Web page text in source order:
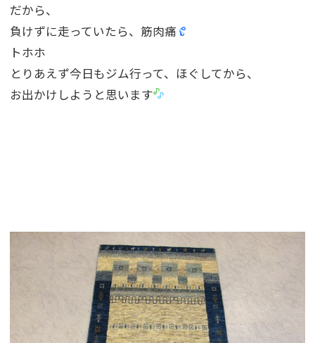
だから、
負けずに走っていたら、筋肉痛
トホホ
とりあえず今日もジム行って、ほぐしてから、
お出かけしようと思います